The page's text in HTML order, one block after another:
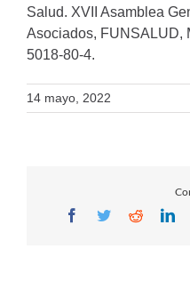
Salud. XVII Asamblea
Asociados, FUNSALUD,
5018-80-4.
14 mayo, 2022
Facebook
TwitterReddit